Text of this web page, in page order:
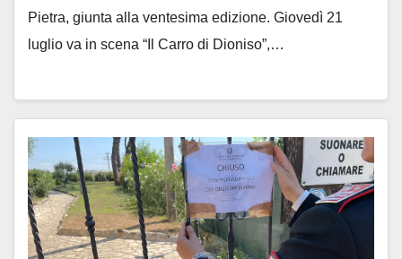
Pietra, giunta alla ventesima edizione. Giovedì 21
luglio va in scena “Il Carro di Dioniso”,…